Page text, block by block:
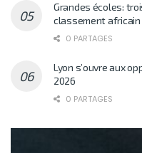
Grandes écoles:
classement africain
0 PARTAGES
Lyon s’ouvre aux
2026
0 PARTAGES